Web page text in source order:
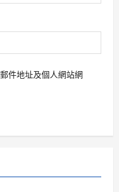
件地址及個人網站網